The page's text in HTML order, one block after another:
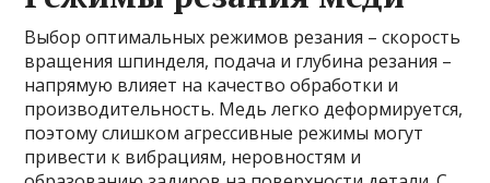
Выбор оптимальных режимов резания – скорость
вращения шпинделя, подача и глубина резания –
напрямую влияет на качество обработки и
производительность. Медь легко деформируется,
поэтому слишком агрессивные режимы могут
привести к вибрациям, неровностям и